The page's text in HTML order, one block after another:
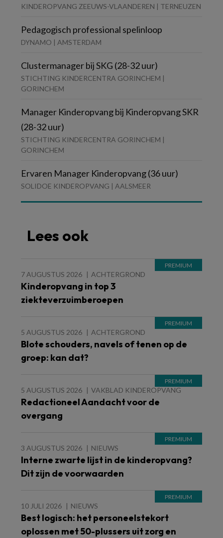
KINDEROPVANG ZEEUWS-VLAANDEREN | TERNEUZEN
Pedagogisch professional spelinloop
DYNAMO | AMSTERDAM
Clustermanager bij SKG (28-32 uur)
STICHTING KINDERCENTRA GORINCHEM |
GORINCHEM
Manager Kinderopvang bij Kinderopvang SKR
(28-32 uur)
STICHTING KINDERCENTRA GORINCHEM |
GORINCHEM
Ervaren Manager Kinderopvang (36 uur)
SOLIDOE KINDEROPVANG | AALSMEER
Lees ook
7 AUGUSTUS 2026 ACHTERGROND
Kinderopvang in top 3
ziekteverzuimberoepen
5 AUGUSTUS 2026 ACHTERGROND
Blote schouders, navels of tenen op de
groep: kan dat?
5 AUGUSTUS 2026 VAKBLAD KINDEROPVANG
Redactioneel Aandacht voor de
overgang
3 AUGUSTUS 2026 NIEUWS
Interne zwarte lijst in de kinderopvang?
Dit zijn de voorwaarden
10 JULI 2026 NIEUWS
Best logisch: het personeelstekort
oplossen met 50-plussers uit zorg en